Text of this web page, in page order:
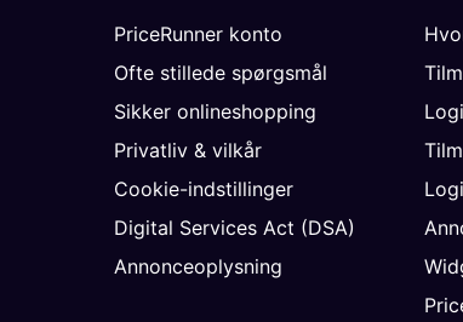
PriceRunner konto
Ofte stillede spørgsmål
Sikker onlineshopping
Privatliv & vilkår
Cookie-indstillinger
Digital Services Act (DSA)
Annonceoplysning